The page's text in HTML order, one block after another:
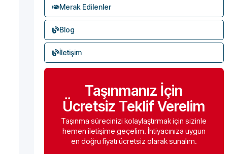
Merak Edilenler
Blog
İletişim
Taşınmanız İçin
Ücretsiz Teklif Verelim
Taşınma sürecinizi kolaylaştırmak için sizinle
hemen iletişime geçelim. İhtiyacınıza uygun
en doğru fiyatı ücretsiz olarak sunalım.